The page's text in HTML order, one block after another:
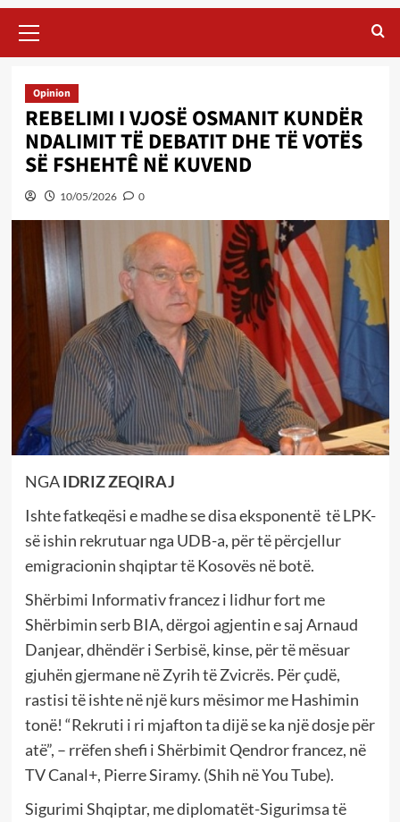
Menu
Opinion
REBELIMI I VJOSË OSMANIT KUNDËR
NDALIMIT TË DEBATIT DHE TË VOTËS
SË FSHEHTÊ NË KUVEND
10/05/2026 0
NGAIDRIZ ZEQIRAJ
Ishte fatkeqësi e madhe se disa eksponentë të LPK-
së ishin rekrutuar nga UDB-a, për të përcjellur
emigracionin shqiptar të Kosovës në botë.
Shërbimi Informativ francez i lidhur fort me
Shërbimin serb BIA, dërgoi agjentin e saj Arnaud
Danjear, dhëndër i Serbisë, kinse, për të mësuar
gjuhën gjermane në Zyrih të Zvicrës. Për çudë,
rastisi të ishte në një kurs mësimor me Hashimin
tonë! “Rekruti i ri mjafton ta dijë se ka një dosje për
atë”, – rrëfen shefi i Shërbimit Qendror francez, në
TV Canal+, Pierre Siramy. (Shih në You Tube).
Sigurimi Shqiptar, me diplomatët-Sigurimsa të